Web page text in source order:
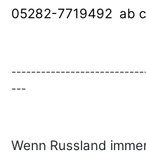
05282-7719492 ab
---
Wenn Russland